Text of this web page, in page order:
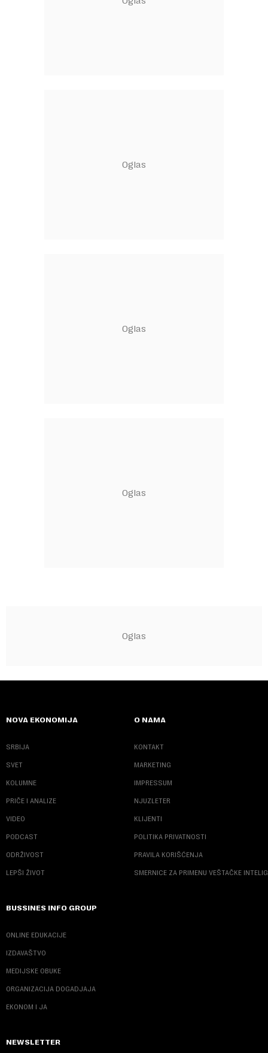
NOVA EKONOMIJA
SRBIJA
SVET
KOLUMNE
PRIČE I ANALIZE
VIDEO
PODCAST
ODRŽIVOST
LEPŠI ŽIVOT
O NAMA
KONTAKT
MARKETING
IMPRESSUM
NJUZLETER
KLIJENTI
POLITIKA PRIVATNOSTI
PRAVILA KORIŠĆENJA
SMERNICE ZA PRIMENU VEŠTAČKE
BUSSINES INFO GROUP
ONLINE EDUKACIJE
IZDAVAŠTVO
MEDIJSKE OBUKE
ORGANIZACIJA DOGADJAJA
EKONOM I JA
NEWSLETTER